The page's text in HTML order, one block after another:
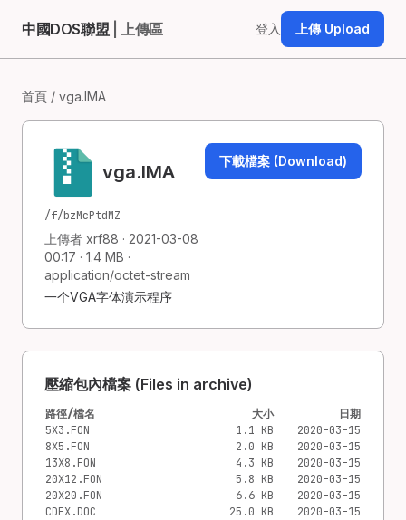
中國DOS聯盟 | 上傳區 登入 上傳 Upload
首頁 / vga.IMA
vga.IMA
/f/bzMcPtdMZ
上傳者 xrf88 · 2021-03-08
00:17 · 1.4 MB ·
application/octet-stream
一个VGA字体演示程序
下載檔案 (Download)
壓縮包內檔案 (Files in archive)
路徑/檔名 大小
日期
5X3.FON
1.1 KB
2020-03-15
8X5.FON
2.0 KB
2020-03-15
13X8.FON
4.3 KB
2020-03-15
20X12.FON
5.8 KB
2020-03-15
20X20.FON
6.6 KB
2020-03-15
CDFX.DOC
25.0 KB
2020-03-15